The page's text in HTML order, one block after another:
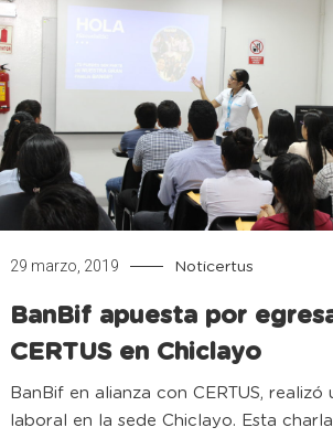
29 marzo, 2019 Noticertus
BanBif apuesta por
CERTUS en Chiclayo
BanBif en alianza con CERTUS, realizó
laboral en la sede Chiclayo. Esta